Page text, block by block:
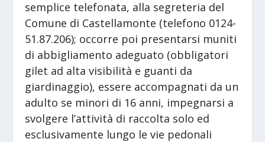
semplice telefonata, alla segreteria del
Comune di Castellamonte (telefono 0124-
51.87.206); occorre poi presentarsi muniti
di abbigliamento adeguato (obbligatori
gilet ad alta visibilità e guanti da
giardinaggio), essere accompagnati da un
adulto se minori di 16 anni, impegnarsi a
svolgere l’attività di raccolta solo ed
esclusivamente lungo le vie pedonali